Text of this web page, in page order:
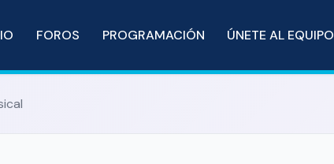
FOROS PROGRAMACIÓN ÚNETE AL EQUIPO